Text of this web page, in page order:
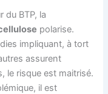
du BTP, la
polarise.
impliquant, à tort
assurent
le risque est maitrisé.
il est